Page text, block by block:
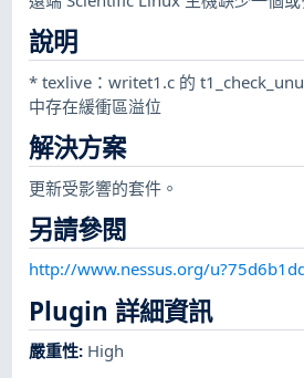
說明
* texlive：writet1.c 的
中存在緩衝區溢位
解決方案
更新受影響的套件。
另請參閱
http://www.nessus.org/
Plugin 詳細資訊
嚴重性: High